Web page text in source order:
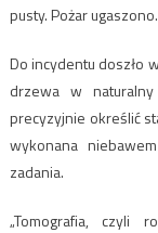
pusty. Pożar
Do incydentu doszło
drzewa w
precyzyjnie określić
wykonana
zadania.
„Tomografia, czyli